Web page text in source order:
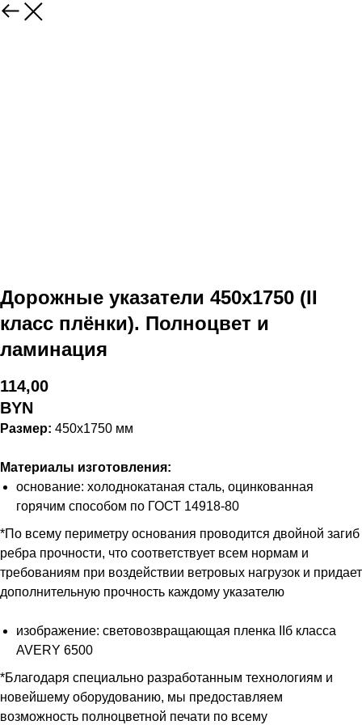
Дорожные указатели 450x1750 (II
класс плёнки). Полноцвет и
ламинация
114,00
BYN
Размер: 450x1750 мм
Материалы изготовления:
основание: холоднокатаная сталь, оцинкованная
горячим способом по ГОСТ 14918-80
*По всему периметру основания проводится двойной загиб
ребра прочности, что соответствует всем нормам и
требованиям при воздействии ветровых нагрузок и придает
дополнительную прочность каждому указателю
изображение: световозвращающая пленка IIб класса
AVERY 6500
*Благодаря специально разработанным технологиям и
новейшему оборудованию, мы предоставляем
возможность полноцветной печати по всему